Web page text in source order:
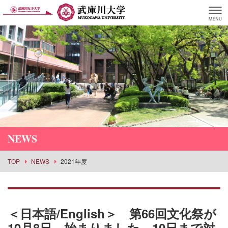
NEWS
TOP NEWS 2021年度
＜日本語/English＞ 第66回文化祭が